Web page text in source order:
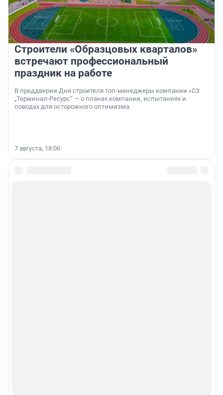
Строители «Образцовых кварталов»
встречают профессиональный
праздник на работе
В преддверии Дня строителя топ-менеджеры компании «СЗ
„Терминал-Ресурс“ — о планах компании, испытаниях и
поводах для осторожного оптимизма.
7 августа, 18:00